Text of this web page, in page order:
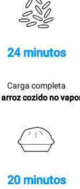
24 minutos
Carga completa
arroz cozido no
20 minutos